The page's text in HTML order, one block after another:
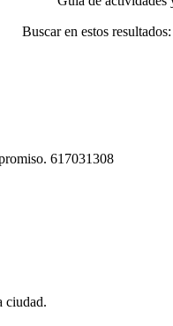
Buscar en estos resultados:
617031308
ciudad.